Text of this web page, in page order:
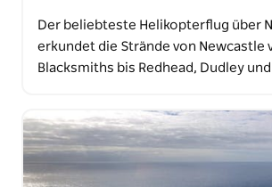
Der beliebteste Helikopterflug über
erkundet die Strände von Newcastle
Blacksmiths bis Redhead, Dudley